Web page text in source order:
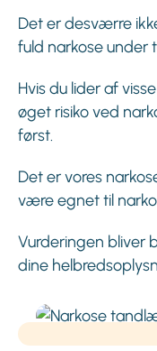
Det er desværre
fuld narkose under
Hvis du lider af
øget risiko ved
først.
Det er vores
være egnet til
Vurderingen bliver
dine